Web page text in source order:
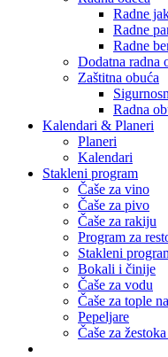
Radne
Radne
Radne
Dodatna radna
Zaštitna obuća
Radna
Kalendari & Planeri
Planeri
Kalendari
Stakleni program
Čaše za vino
Čaše za pivo
Čaše za rakiju
Program za
Stakleni
Bokali i činije
Čaše za vodu
Čaše za tople
Pepeljare
Čaše za